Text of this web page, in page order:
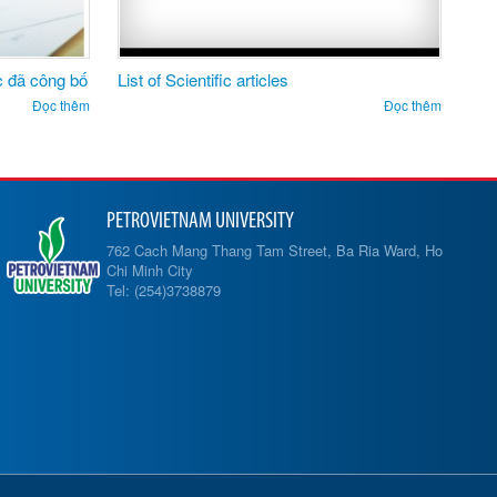
Đọc thêm
Surface – plasmon – enhanced ultraviolet
emission of Au – decorated ZnO structures
PETROVIETNAM UNIVERSITY
762 Cach Mang Thang Tam Street, Ba Ria Ward, Ho
Chi Minh City
Tel: (254)3738879